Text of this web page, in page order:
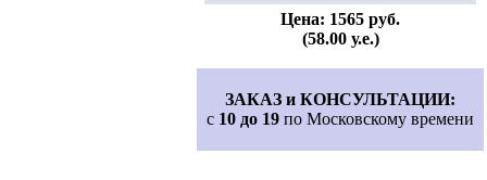
Цена: 1565 руб.
(58.00 у.е.)
ЗАКАЗ и КОНСУЛЬТАЦИИ:
с 10 до 19 по Московскому времени